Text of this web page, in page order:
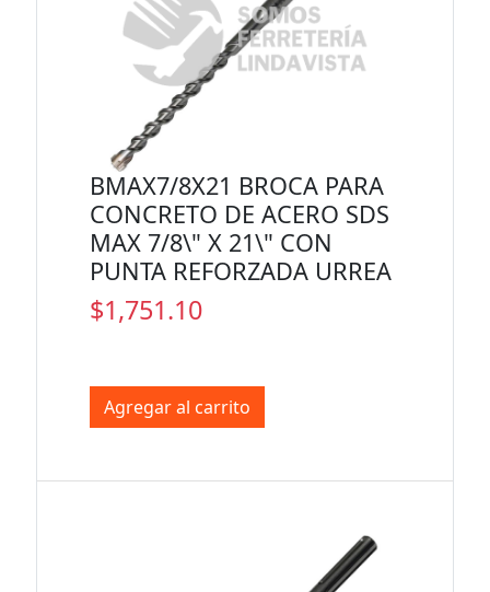
BMAX7/8X21 BROCA PARA
CONCRETO DE ACERO SDS
MAX 7/8\" X 21\" CON
PUNTA REFORZADA URREA
$1,751.10
Agregar al carrito